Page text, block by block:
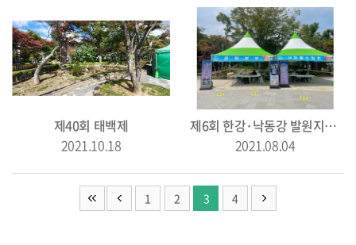
제40회 태백제
2021.10.18
제6회 한강·낙동강 발원지축제
2021.08.04
1 2 3 4